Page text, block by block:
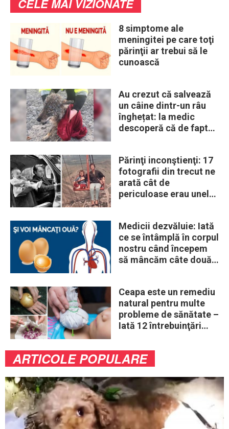
CELE MAI VIZIONATE
8 simptome ale
meningitei pe care toţi
părinţii ar trebui să le
cunoască
Au crezut că salvează
un câine dintr-un râu
înghețat: la medic
descoperă că de fapt
Părinţi inconştienţi: 17
fotografii din trecut ne
arată cât de
periculoase erau unele
Medicii dezvăluie: Iată
ce se întâmplă în corpul
nostru când începem
să mâncăm câte două
Ceapa este un remediu
natural pentru multe
probleme de sănătate –
Iată 12 întrebuinţări
ARTICOLE POPULARE